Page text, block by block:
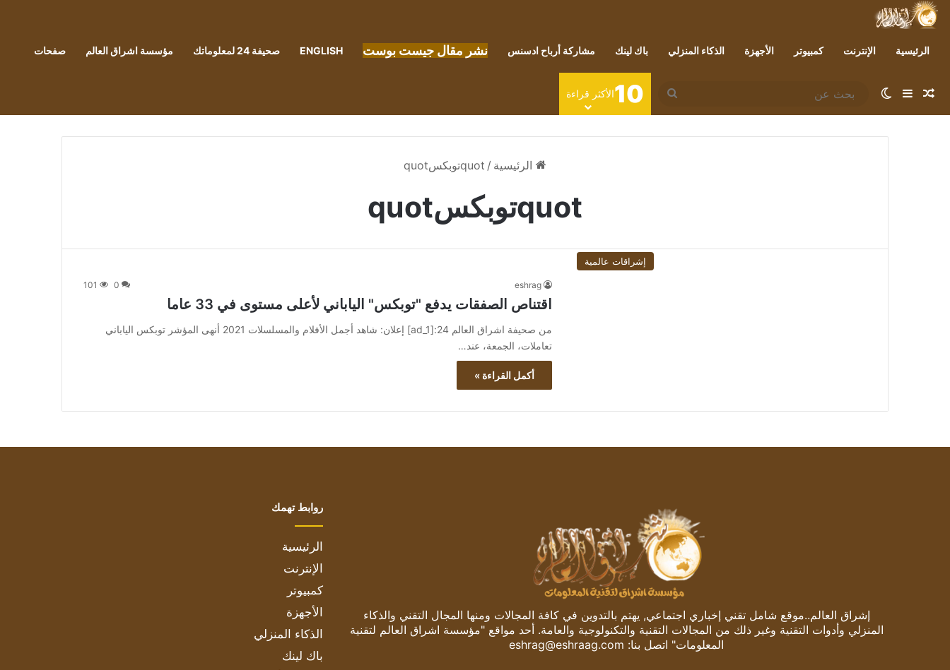
الرئيسية الإنترنت كمبيوتر الأجهزة الذكاء المنزلي باك لينك مشاركة أرباح ادسنس نشر مقال جيست بوست ENGLISH صحيفة 24 لمعلوماتك مؤسسة اشراق العالم صفحات
مقال عشوائي
إضافة عمود جانبي
الوضع المظلم
بحث
عن
10الأكثر قراءة
الرئيسية / quotتوبكسquot
quotتوبكسquot
إشراقات عالمية
eshrag
0
101
اقتناص الصفقات يدفع "توبكس" الياباني لأعلى مستوى في 33 عاما
من صحيفة اشراق العالم 24:[ad_1] إعلان: شاهد أجمل الأفلام والمسلسلات 2021 أنهى المؤشر توبكس الياباني
تعاملات، الجمعة، عند…
أكمل القراءة »
إشراق العالم..موقع شامل تقني إخباري اجتماعي, يهتم بالتدوين في كافة المجالات ومنها المجال التقني والذكاء
المنزلي وأدوات التقنية وغير ذلك من المجالات التقنية والتكنولوجية والعامة. أحد مواقع "مؤسسة اشراق العالم لتقنية
المعلومات" اتصل بنا: eshrag@eshraag.com
روابط تهمك
الرئيسية
الإنترنت
كمبيوتر
الأجهزة
الذكاء المنزلي
باك لينك